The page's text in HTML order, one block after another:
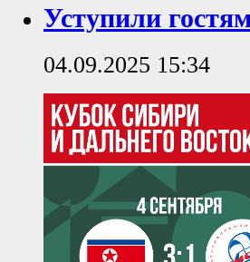
Уступили
04.09.2025 15:34